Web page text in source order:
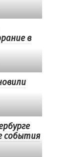
в
события